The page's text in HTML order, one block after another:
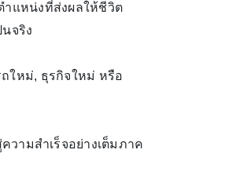
ำแหน่งที่ส่งผลให้ชีวิต
จริง
ใหม่, ธุรกิจใหม่ หรือ
วามสำเร็จอย่างเต็มภาค